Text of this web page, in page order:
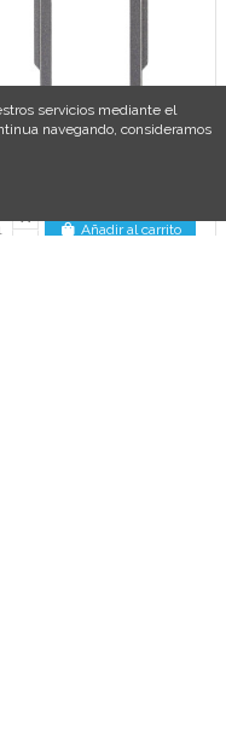
Añadir al carrito
servicios mediante el
navegando, consideramos